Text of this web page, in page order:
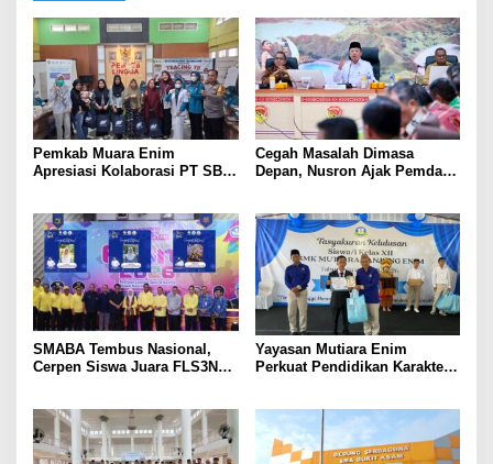
Pemkab Muara Enim
Apresiasi Kolaborasi PT SBS
Cegah Masalah Dimasa
Depan, Nusron Ajak Pemda
SMABA Tembus Nasional,
Cerpen Siswa Juara FLS3N
Yayasan Mutiara Enim
Perkuat Pendidikan Karakter,
Mutiara